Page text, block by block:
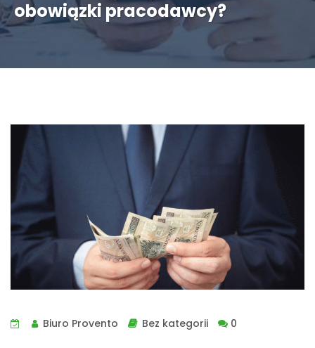
obowiązki pracodawcy?
Biuro Provento Bez kategorii 0